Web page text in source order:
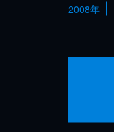
2008年